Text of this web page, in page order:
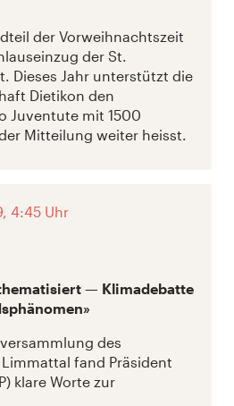
der Vorweihnachtszeit
der St.
Dieses Jahr unterstützt die
Dietikon den
Juventute mit 1500
Mitteilung weiter heisst.
4:45 Uhr
— Klimadebatte
des
fand Präsident
klare Worte zur